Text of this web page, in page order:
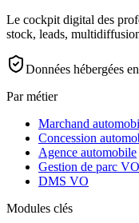
Le cockpit digital des
stock, leads,
Données hébergées
Par métier
Marchand
Concession
Agence automobile
Gestion de parc VO
DMS VO
Modules clés